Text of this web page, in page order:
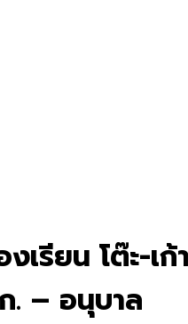
งเรียน โต๊ะ-เ
. – อนุบาล